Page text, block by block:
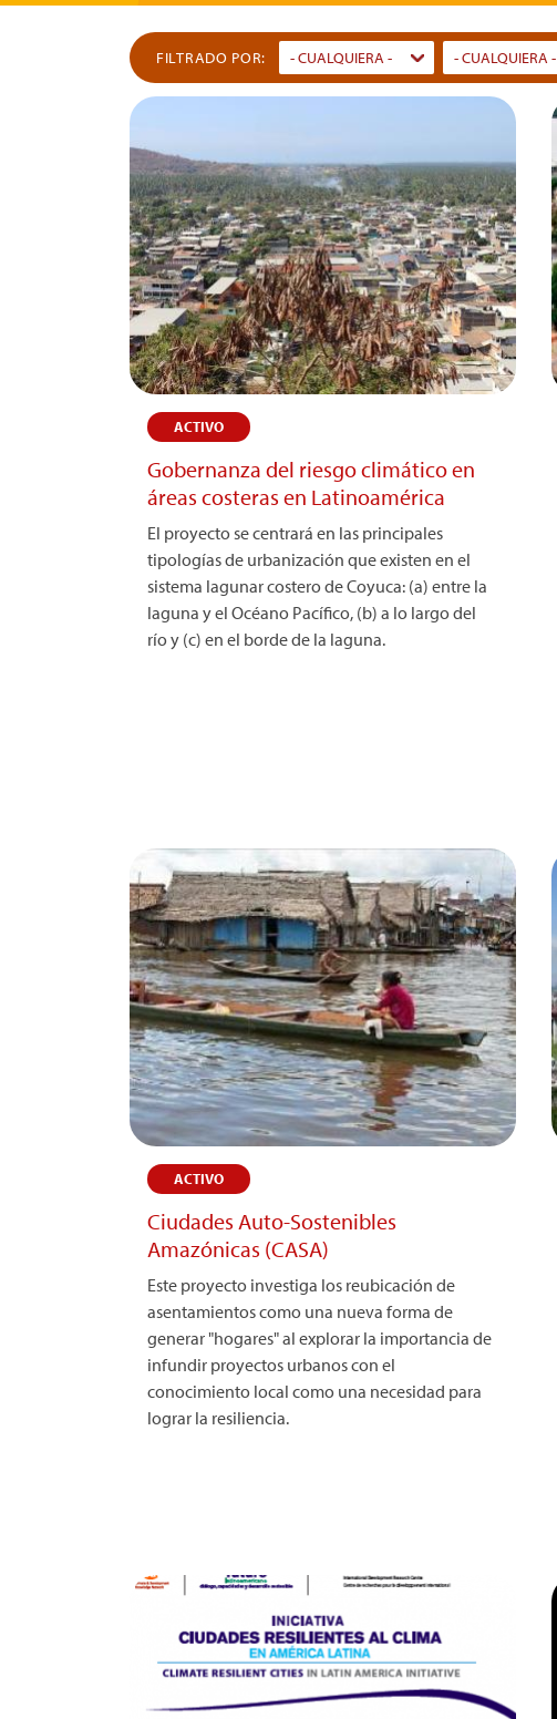
FILTRADO POR: - CUALQUIERA -
Dummy
- CUALQUIERA -
Dummy
ACTIVO
Gobernanza del riesgo climático en
áreas costeras en Latinoamérica
El proyecto se centrará en las principales
tipologías de urbanización que existen en el
sistema lagunar costero de Coyuca: (a) entre la
laguna y el Océano Pacífico, (b) a lo largo del
río y (c) en el borde de la laguna.
ACTIVO
Ciudades Auto-Sostenibles
Amazónicas (CASA)
Este proyecto investiga los reubicación de
asentamientos como una nueva forma de
generar "hogares" al explorar la importancia de
infundir proyectos urbanos con el
conocimiento local como una necesidad para
lograr la resiliencia.